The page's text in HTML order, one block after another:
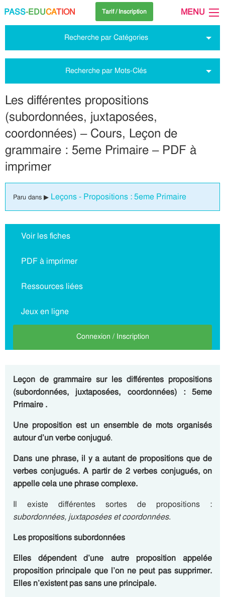
PASS-EDUCATION Tarif / Inscription MENU
Recherche par Catégories
Recherche par Mots-Clés
Les différentes propositions
(subordonnées, juxtaposées,
coordonnées) – Cours, Leçon de
grammaire : 5eme Primaire – PDF à
imprimer
Paru dans ▶ Leçons - Propositions : 5eme Primaire
Voir les fiches
PDF à imprimer
Ressources liées
Jeux en ligne
Connexion / Inscription
Leçon de grammaire sur les différentes propositions
(subordonnées, juxtaposées, coordonnées) : 5eme
Primaire .
Une proposition est un ensemble de mots organisés
autour d’un verbe conjugué.
Dans une phrase, il y a autant de propositions que de
verbes conjugués. A partir de 2 verbes conjugués, on
appelle cela une phrase complexe.
Il existe différentes sortes de propositions :
subordonnées, juxtaposées et coordonnées.
Les propositions subordonnées
Elles dépendent d’une autre proposition appelée
proposition principale que l’on ne peut pas supprimer.
Elles n’existent pas sans une principale.